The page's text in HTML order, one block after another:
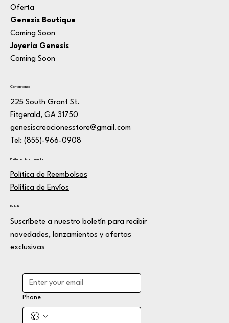
Oferta
Genesis Boutique
Coming Soon
Joyeria Genesis
Coming Soon
Contáctanos
225 South Grant St.
Fitgerald, GA 31750
genesiscreacionesstore@gmail.com
Tel: (855)-966-0908
Políticas de la Tienda
Política de Reembolsos
Política de Envíos
Boletín
Suscríbete a nuestro boletín para recibir
novedades, lanzamientos y ofertas
exclusivas
Phone